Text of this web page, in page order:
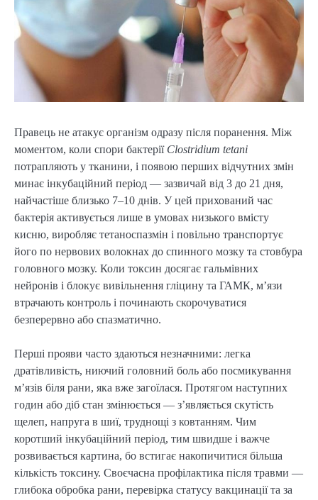
Правець не атакує організм одразу після поранення. Між
моментом, коли спори бактерії Clostridium tetani
потрапляють у тканини, і появою перших відчутних змін
минає інкубаційний період — зазвичай від 3 до 21 дня,
найчастіше близько 7–10 днів. У цей прихований час
бактерія активується лише в умовах низького вмісту
кисню, виробляє тетаноспазмін і повільно транспортує
його по нервових волокнах до спинного мозку та стовбура
головного мозку. Коли токсин досягає гальмівних
нейронів і блокує вивільнення гліцину та ГАМК, м’язи
втрачають контроль і починають скорочуватися
безперервно або спазматично.
Перші прояви часто здаються незначними: легка
дратівливість, ниючий головний боль або посмикування
м’язів біля рани, яка вже загоїлася. Протягом наступних
годин або діб стан змінюється — з’являється скутість
щелеп, напруга в шиї, труднощі з ковтанням. Чим
коротший інкубаційний період, тим швидше і важче
розвивається картина, бо встигає накопичитися більша
кількість токсину. Своєчасна профілактика після травми —
глибока обробка рани, перевірка статусу вакцинації та за